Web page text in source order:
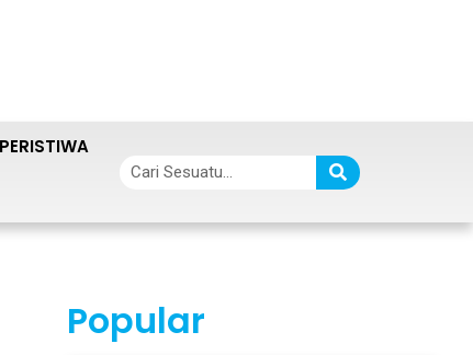
PERISTIWA
Popular